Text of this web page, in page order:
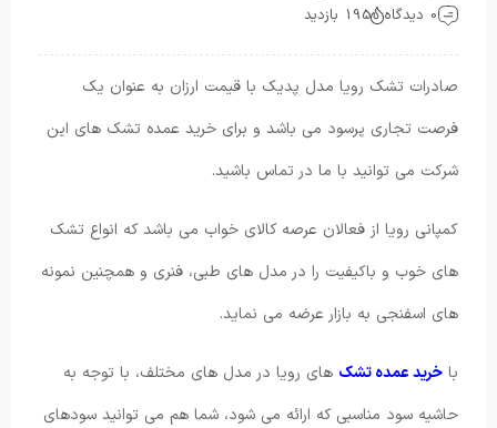
0 دیدگاه
195 بازدید
صادرات تشک رویا مدل پدیک با قیمت ارزان به عنوان یک
فرصت تجاری پرسود می باشد و برای خرید عمده تشک های این
شرکت می توانید با ما در تماس باشید.
کمپانی رویا از فعالان عرصه کالای خواب می باشد که انواع تشک
های خوب و باکیفیت را در مدل های طبی، فنری و همچنین نمونه
های اسفنجی به بازار عرضه می نماید.
با خرید عمده تشک های رویا در مدل های مختلف، با توجه به
حاشیه سود مناسبی که ارائه می شود، شما هم می توانید سودهای